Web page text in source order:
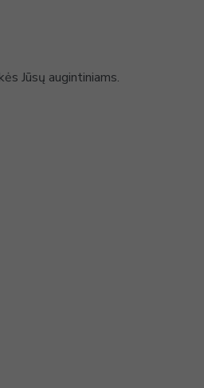
Jūsų augintiniams.